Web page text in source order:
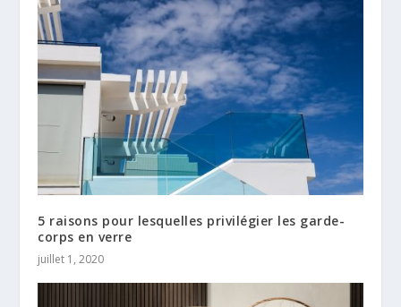
5 raisons pour lesquelles privilégier les garde-
corps en verre
juillet 1, 2020